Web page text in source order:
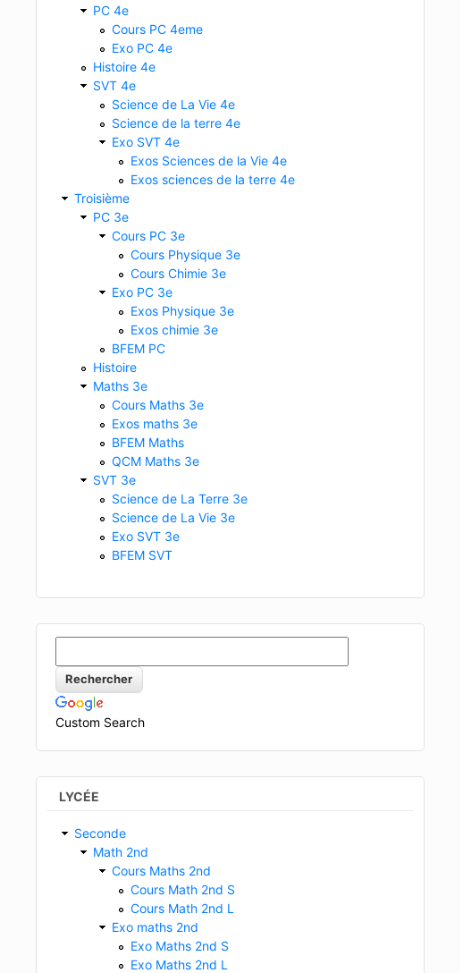
PC 4e
Cours PC 4eme
Exo PC 4e
Histoire 4e
SVT 4e
Science de La Vie 4e
Science de la terre 4e
Exo SVT 4e
Exos Sciences de la Vie 4e
Exos sciences de la terre 4e
Troisième
PC 3e
Cours PC 3e
Cours Physique 3e
Cours Chimie 3e
Exo PC 3e
Exos Physique 3e
Exos chimie 3e
BFEM PC
Histoire
Maths 3e
Cours Maths 3e
Exos maths 3e
BFEM Maths
QCM Maths 3e
SVT 3e
Science de La Terre 3e
Science de La Vie 3e
Exo SVT 3e
BFEM SVT
Custom Search
LYCÉE
Seconde
Math 2nd
Cours Maths 2nd
Cours Math 2nd S
Cours Math 2nd L
Exo maths 2nd
Exo Maths 2nd S
Exo Maths 2nd L